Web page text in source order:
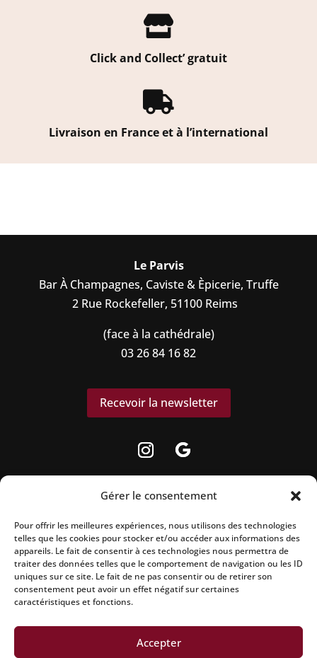
Gérer le consentement
Pour offrir les meilleures expériences, nous utilisons des technologies
telles que les cookies pour stocker et/ou accéder aux informations des
appareils. Le fait de consentir à ces technologies nous permettra de
traiter des données telles que le comportement de navigation ou les ID
uniques sur ce site. Le fait de ne pas consentir ou de retirer son
consentement peut avoir un effet négatif sur certaines
caractéristiques et fonctions.
Accepter

Click and Collect’ gratuit

Livraison en France et à l’international
Le Parvis
Bar À Champagnes, Caviste & Èpicerie, Truffe
2 Rue Rockefeller, 51100 Reims
(face à la cathédrale)
03 26 84 16 82
Recevoir la newsletter
La vente d’alcool est strictement interdite aux
mineurs.
L’abus d’alcool est dangereux pour la santé, à
consommer avec modération.